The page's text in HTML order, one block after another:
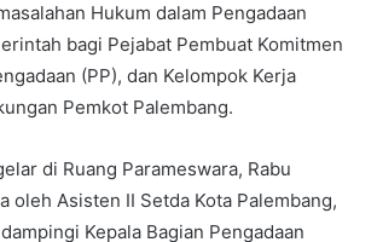
Hukum dalam Pengadaan
bagi Pejabat Pembuat Komitmen
(PP), dan Kelompok Kerja
Pemkot Palembang.
di Ruang Parameswara, Rabu
oleh Asisten II Setda Kota Palembang,
Kepala Bagian Pengadaan